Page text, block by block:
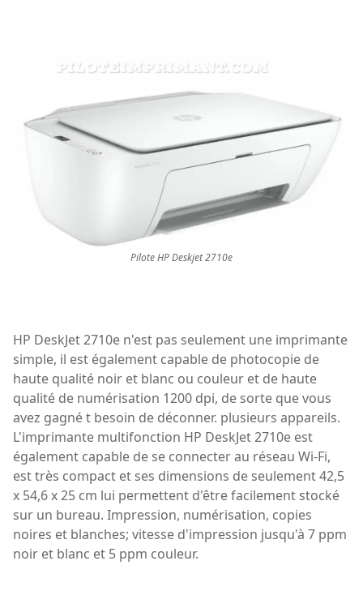
Pilote HP Deskjet 2710e
HP DeskJet 2710e n'est pas seulement une imprimante
simple, il est également capable de photocopie de
haute qualité noir et blanc ou couleur et de haute
qualité de numérisation 1200 dpi, de sorte que vous
avez gagné t besoin de déconner. plusieurs appareils.
L'imprimante multifonction HP DeskJet 2710e est
également capable de se connecter au réseau Wi-Fi,
est très compact et ses dimensions de seulement 42,5
x 54,6 x 25 cm lui permettent d'être facilement stocké
sur un bureau. Impression, numérisation, copies
noires et blanches; vitesse d'impression jusqu'à 7 ppm
noir et blanc et 5 ppm couleur.